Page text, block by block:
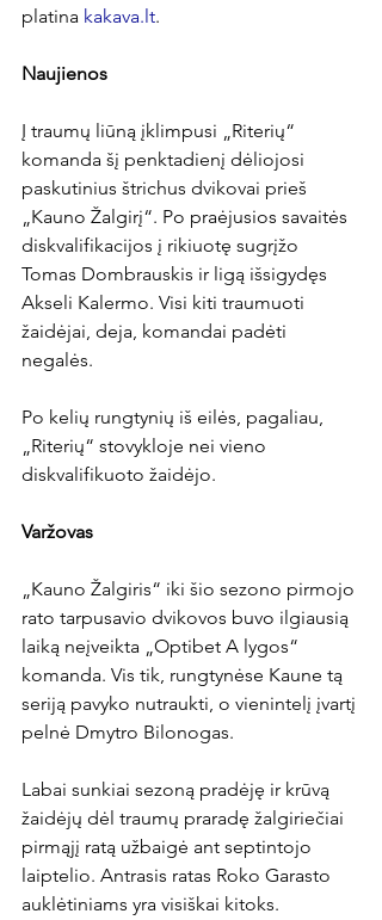
platina kakava.lt.
Naujienos
Į traumų liūną įklimpusi „Riterių“
komanda šį penktadienį dėliojosi
paskutinius štrichus dvikovai prieš
„Kauno Žalgirį“. Po praėjusios savaitės
diskvalifikacijos į rikiuotę sugrįžo
Tomas Dombrauskis ir ligą išsigydęs
Akseli Kalermo. Visi kiti traumuoti
žaidėjai, deja, komandai padėti
negalės.
Po kelių rungtynių iš eilės, pagaliau,
„Riterių“ stovykloje nei vieno
diskvalifikuoto žaidėjo.
Varžovas
„Kauno Žalgiris“ iki šio sezono pirmojo
rato tarpusavio dvikovos buvo ilgiausią
laiką neįveikta „Optibet A lygos“
komanda. Vis tik, rungtynėse Kaune tą
seriją pavyko nutraukti, o vienintelį įvartį
pelnė Dmytro Bilonogas.
Labai sunkiai sezoną pradėję ir krūvą
žaidėjų dėl traumų praradę žalgiriečiai
pirmąjį ratą užbaigė ant septintojo
laiptelio. Antrasis ratas Roko Garasto
auklėtiniams yra visiškai kitoks.